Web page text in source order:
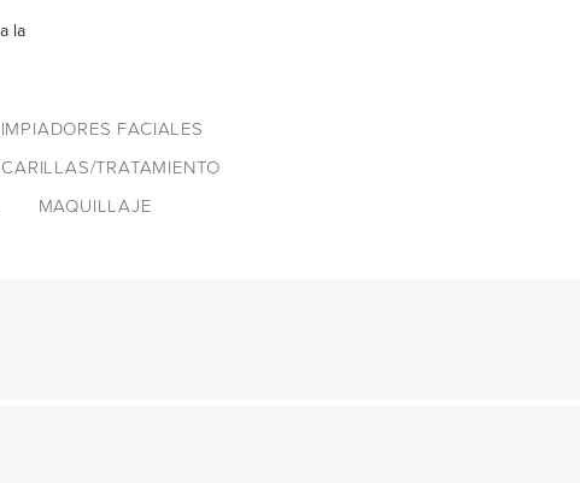
la
FACIALES
TRATAMIENTO
MAQUILLAJE